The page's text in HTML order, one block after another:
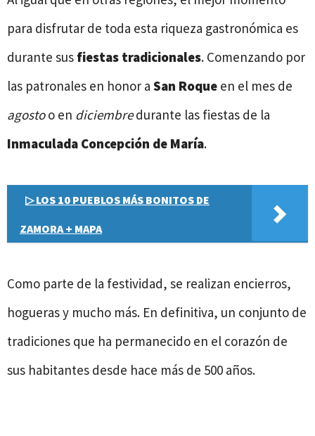
para disfrutar de toda esta riqueza gastronómica es
durante sus fiestas tradicionales. Comenzando por
las patronales en honor a San Roque en el mes de
agostoo en diciembredurante las fiestas de la
Inmaculada Concepción de María.
▷ LOS 10 PUEBLOS MÁS BONITOS DE
ZAMORA + MAPA
Como parte de la festividad, se realizan encierros,
hogueras y mucho más. En definitiva, un conjunto de
tradiciones que ha permanecido en el corazón de
sus habitantes desde hace más de 500 años.